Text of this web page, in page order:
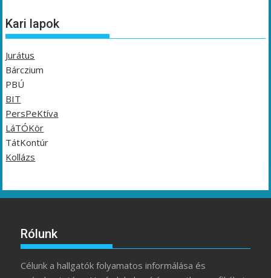
Kari lapok
Jurátus
Bárczium
PBÚ
BIT
PersPeKtíva
LáTÓKör
TátKontúr
Kollázs
Rólunk
Célunk a hallgatók folyamatos informálása és